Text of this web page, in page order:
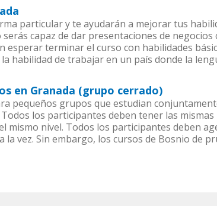
particular y te ayudarán a mejorar tus
capaz de dar presentaciones de
terminar el curso con habilidades
habilidad de trabajar en un país donde la
en Granada (grupo cerrado)
pequeños grupos que estudian
los participantes deben tener las mismas
mismo nivel. Todos los participantes deben
la vez. Sin embargo, los cursos de Bosnio de